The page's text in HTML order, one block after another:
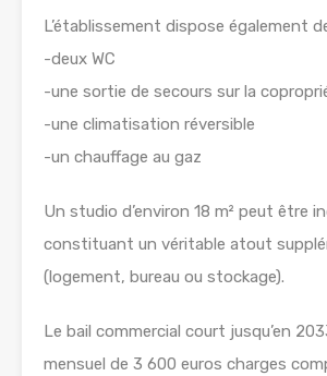
L’établissement dispose également
-deux WC
-une sortie de secours sur la
-une climatisation réversible
-un chauffage au gaz
Un studio d’environ 18 m² peut être
constituant un véritable atout
(logement, bureau ou stockage).
Le bail commercial court jusqu’en
mensuel de 3 600 euros charges